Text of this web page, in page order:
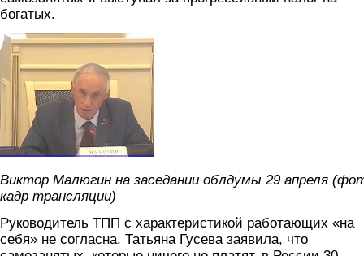
богатых.
malyugin.png
Виктор Малюгин на заседании облдумы 29 апреля
кадр трансляции)
Руководитель ТПП с характеристикой работающих «на
себя» не согласна. Татьяна Гусева заявила, что